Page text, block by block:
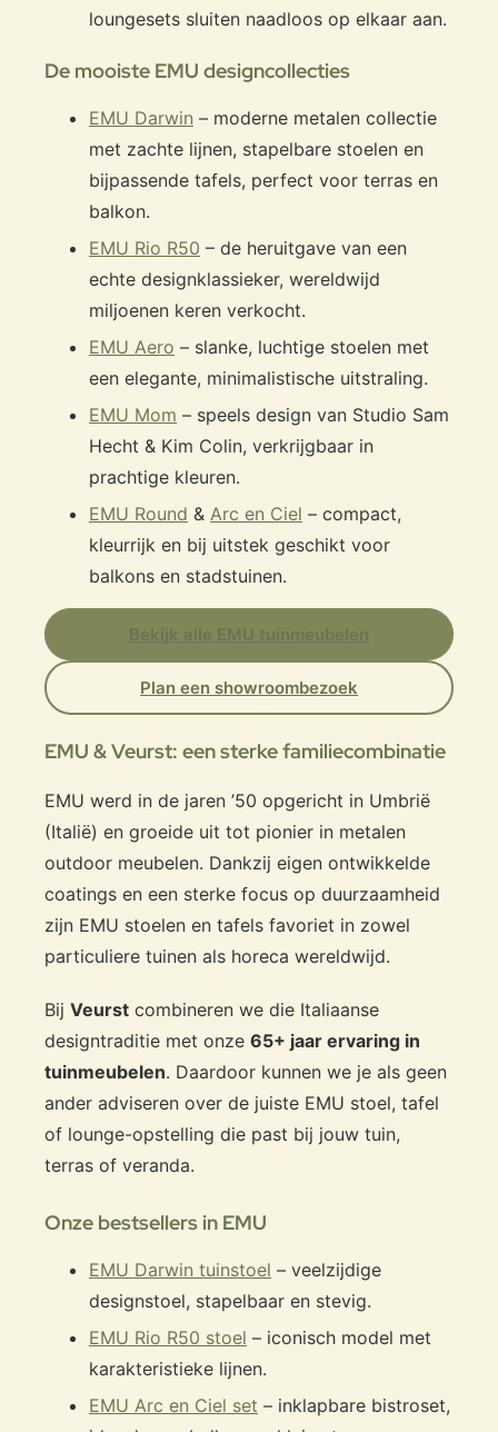
loungesets sluiten naadloos op elkaar aan.
De mooiste EMU designcollecties
EMU Darwin – moderne metalen collectie
met zachte lijnen, stapelbare stoelen en
bijpassende tafels, perfect voor terras en
balkon.
EMU Rio R50 – de heruitgave van een
echte designklassieker, wereldwijd
miljoenen keren verkocht.
EMU Aero – slanke, luchtige stoelen met
een elegante, minimalistische uitstraling.
EMU Mom – speels design van Studio Sam
Hecht & Kim Colin, verkrijgbaar in
prachtige kleuren.
EMU Round & Arc en Ciel – compact,
kleurrijk en bij uitstek geschikt voor
balkons en stadstuinen.
Plan een showroombezoek
EMU & Veurst: een sterke familiecombinatie
EMU werd in de jaren ’50 opgericht in Umbrië
(Italië) en groeide uit tot pionier in metalen
outdoor meubelen. Dankzij eigen ontwikkelde
coatings en een sterke focus op duurzaamheid
zijn EMU stoelen en tafels favoriet in zowel
particuliere tuinen als horeca wereldwijd.
Bij Veurst combineren we die Italiaanse
designtraditie met onze 65+ jaar ervaring in
tuinmeubelen. Daardoor kunnen we je als geen
ander adviseren over de juiste EMU stoel, tafel
of lounge-opstelling die past bij jouw tuin,
terras of veranda.
Onze bestsellers in EMU
EMU Darwin tuinstoel – veelzijdige
designstoel, stapelbaar en stevig.
EMU Rio R50 stoel – iconisch model met
karakteristieke lijnen.
EMU Arc en Ciel set – inklapbare bistroset,